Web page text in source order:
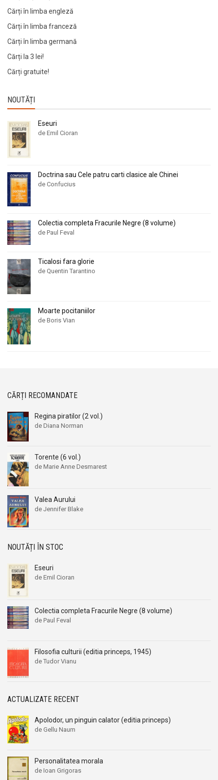
Cărți în limba engleză
Cărți în limba franceză
Cărți în limba germană
Cărți la 3 lei!
Cărți gratuite!
NOUTĂȚI
Eseuri
de Emil Cioran
Doctrina sau Cele patru carti clasice ale Chinei
de Confucius
Colectia completa Fracurile Negre (8 volume)
de Paul Feval
Ticalosi fara glorie
de Quentin Tarantino
Moarte pocitaniilor
de Boris Vian
CĂRȚI RECOMANDATE
Regina piratilor (2 vol.)
de Diana Norman
Torente (6 vol.)
de Marie Anne Desmarest
Valea Aurului
de Jennifer Blake
NOUTĂȚI ÎN STOC
Eseuri
de Emil Cioran
Colectia completa Fracurile Negre (8 volume)
de Paul Feval
Filosofia culturii (editia princeps, 1945)
de Tudor Vianu
ACTUALIZATE RECENT
Apolodor, un pinguin calator (editia princeps)
de Gellu Naum
Personalitatea morala
de Ioan Grigoras